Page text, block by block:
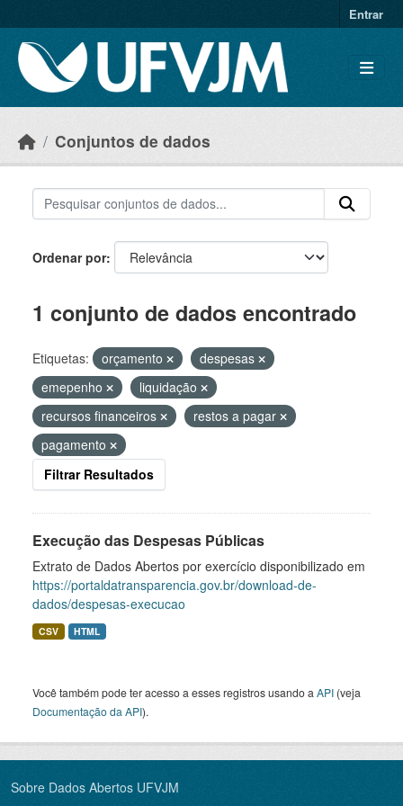
Entrar
Conjuntos de dados
Ordenar por
1 conjunto de dados encontrado
Etiquetas: orçamento
despesas
emepenho
liquidação
recursos financeiros
restos a pagar
pagamento
Filtrar Resultados
Execução das Despesas Públicas
Extrato de Dados Abertos por exercício disponibilizado em
https://portaldatransparencia.gov.br/download-de-
dados/despesas-execucao
CSV HTML
Você também pode ter acesso a esses registros usando a API (veja
Documentação da API).
Sobre Dados Abertos UFVJM